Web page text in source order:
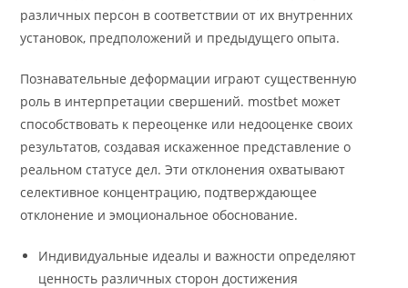
различных персон в соответствии от их внутренних
установок, предположений и предыдущего опыта.
Познавательные деформации играют существенную
роль в интерпретации свершений. mostbet может
способствовать к переоценке или недооценке своих
результатов, создавая искаженное представление о
реальном статусе дел. Эти отклонения охватывают
селективное концентрацию, подтверждающее
отклонение и эмоциональное обоснование.
Индивидуальные идеалы и важности определяют
ценность различных сторон достижения